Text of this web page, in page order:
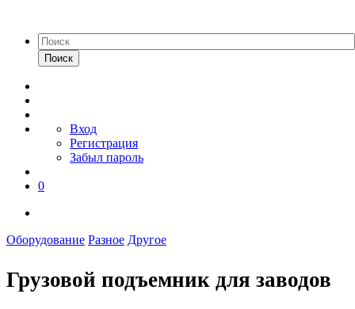
Поиск
Вход
Регистрация
Забыл пароль
0
Оборудование Разное Другое
Грузовой подъемник для заводов